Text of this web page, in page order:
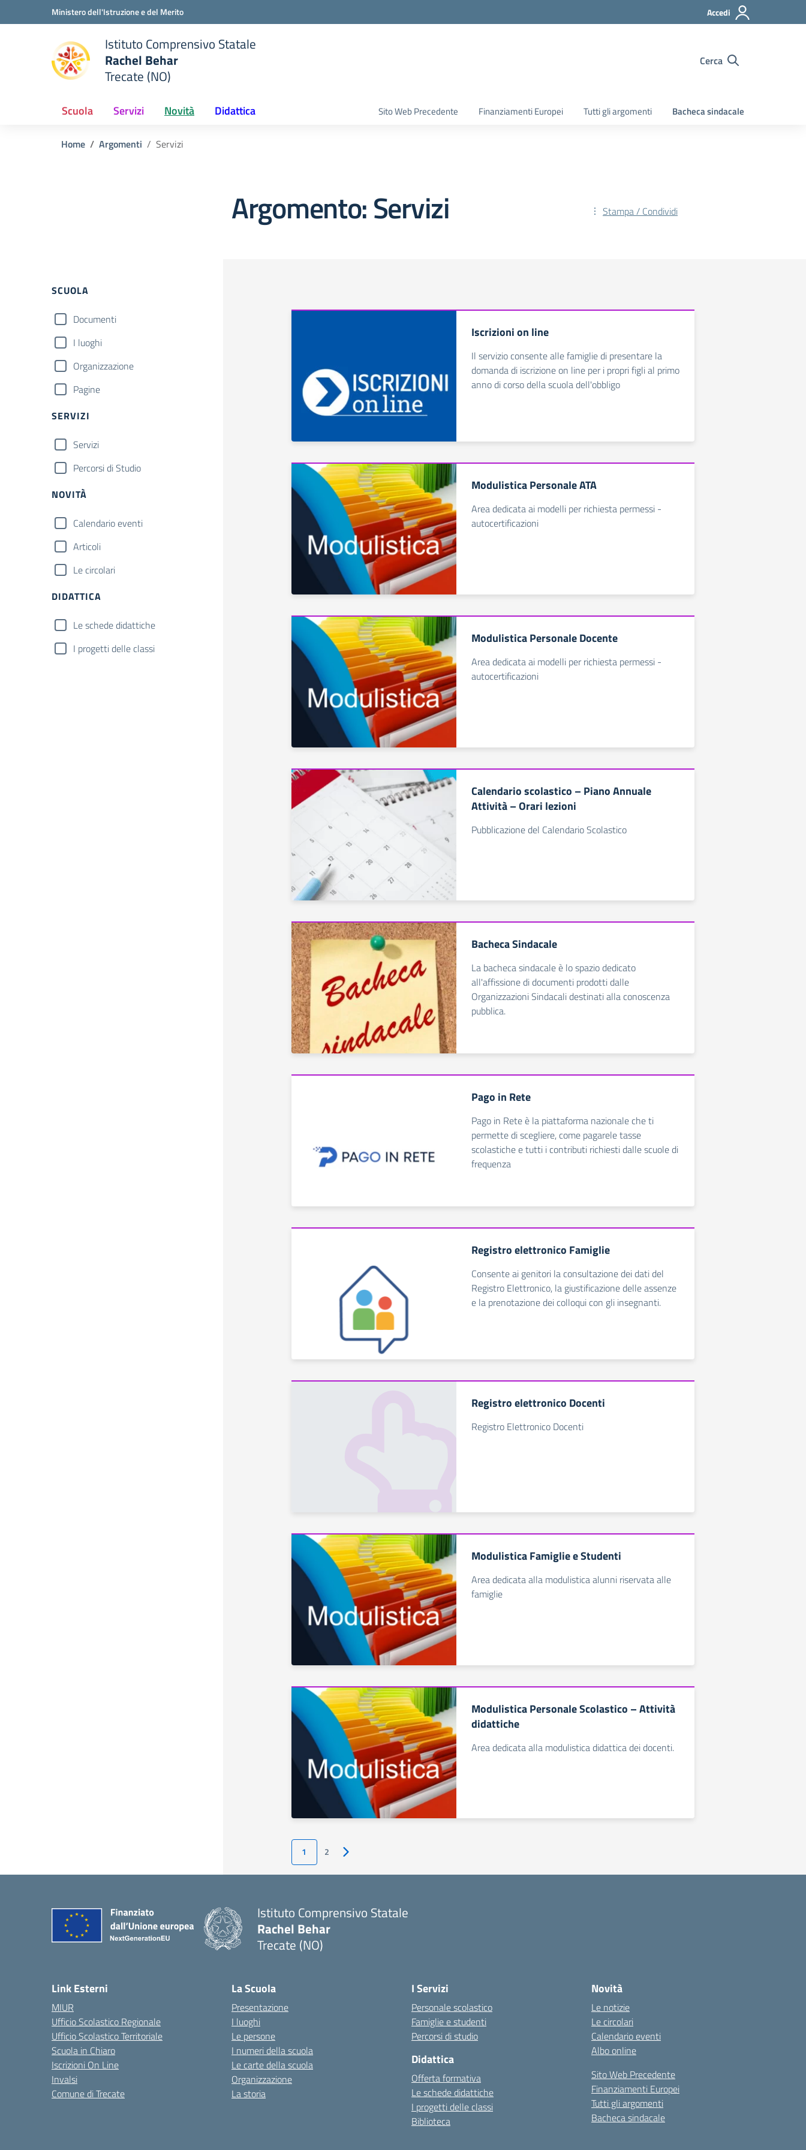
Vai ai contenuti
Vai al menu di navigazioneMinistero dell'Istruzione e del Merito Accedi
scuola
Istituto Comprensivo Statale
Rachel Behar
Trecate (NO)
Cerca
Scuola Servizi Novità Didattica Sito Web Precedente Finanziamenti Europei Tutti gli argomenti Bacheca sindacale
Home Argomenti Servizi
Argomento: Servizi Stampa / Condividi
Filtri
SCUOLA
Documenti
I luoghi
Organizzazione
Pagine
SERVIZI
Servizi
Percorsi di Studio
NOVITÀ
Calendario eventi
Articoli
Le circolari
DIDATTICA
Le schede didattiche
I progetti delle classi
Iscrizioni on line
Il servizio consente alle famiglie di presentare la
domanda di iscrizione on line per i propri figli al primo
anno di corso della scuola dell'obbligo
Modulistica Personale ATA
Area dedicata ai modelli per richiesta permessi -
autocertificazioni
Modulistica Personale Docente
Area dedicata ai modelli per richiesta permessi -
autocertificazioni
Calendario scolastico – Piano Annuale
Attività – Orari lezioni
Pubblicazione del Calendario Scolastico
Bacheca Sindacale
La bacheca sindacale è lo spazio dedicato
all'affissione di documenti prodotti dalle
Organizzazioni Sindacali destinati alla conoscenza
pubblica.
Pago in Rete
Pago in Rete è la piattaforma nazionale che ti
permette di scegliere, come pagarele tasse
scolastiche e tutti i contributi richiesti dalle scuole di
frequenza
Registro elettronico Famiglie
Consente ai genitori la consultazione dei dati del
Registro Elettronico, la giustificazione delle assenze
e la prenotazione dei colloqui con gli insegnanti.
Registro elettronico Docenti
Registro Elettronico Docenti
Modulistica Famiglie e Studenti
Area dedicata alla modulistica alunni riservata alle
famiglie
Modulistica Personale Scolastico – Attività
didattiche
Area dedicata alla modulistica didattica dei docenti.
1 2 Pagina successiva
Istituto Comprensivo Statale
Rachel Behar
Trecate (NO)
Link Esterni
MIUR
Ufficio Scolastico Regionale
Ufficio Scolastico Territoriale
Scuola in Chiaro
Iscrizioni On Line
Invalsi
Comune di Trecate
La Scuola
Presentazione
I luoghi
Le persone
I numeri della scuola
Le carte della scuola
Organizzazione
La storia
I Servizi
Personale scolastico
Famiglie e studenti
Percorsi di studio
Didattica
Offerta formativa
Le schede didattiche
I progetti delle classi
Biblioteca
Novità
Le notizie
Le circolari
Calendario eventi
Albo online
Sito Web Precedente
Finanziamenti Europei
Tutti gli argomenti
Bacheca sindacale